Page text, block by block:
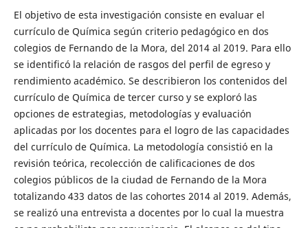
El objetivo de esta investigación consiste en evaluar el
currículo de Química según criterio pedagógico en dos
colegios de Fernando de la Mora, del 2014 al 2019. Para ello
se identificó la relación de rasgos del perfil de egreso y
rendimiento académico. Se describieron los contenidos del
currículo de Química de tercer curso y se exploró las
opciones de estrategias, metodologías y evaluación
aplicadas por los docentes para el logro de las capacidades
del currículo de Química. La metodología consistió en la
revisión teórica, recolección de calificaciones de dos
colegios públicos de la ciudad de Fernando de la Mora
totalizando 433 datos de las cohortes 2014 al 2019. Además,
se realizó una entrevista a docentes por lo cual la muestra